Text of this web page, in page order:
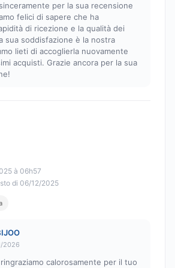
per la sua recensione
felici di sapere che ha
di ricezione e la qualità dei
sua soddisfazione è la nostra
lieti di accoglierla nuovamente
acquisti. Grazie ancora per la sua
à 06h57
di 06/12/2025
2026
calorosamente per il tuo